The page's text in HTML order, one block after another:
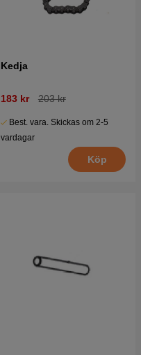
Kedja
183 kr 203 kr
Best. vara. Skickas om 2-5
vardagar
Köp